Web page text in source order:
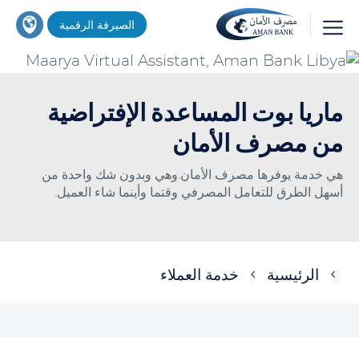
إلى
المحتوى
اين
تجد
خدماتنا
الصيرفة الرقمية
بحث
ماريا بوت المساعدة الإفتراضية
من مصرف الأمان
هي خدمة يوفرها مصرف الأمان.وهي وبدون شك واحدة من
أسهل الطرق للتعامل المصرفي وقتما وأينما شاء العميل.
مسارالرئيسية خدمة العملاء